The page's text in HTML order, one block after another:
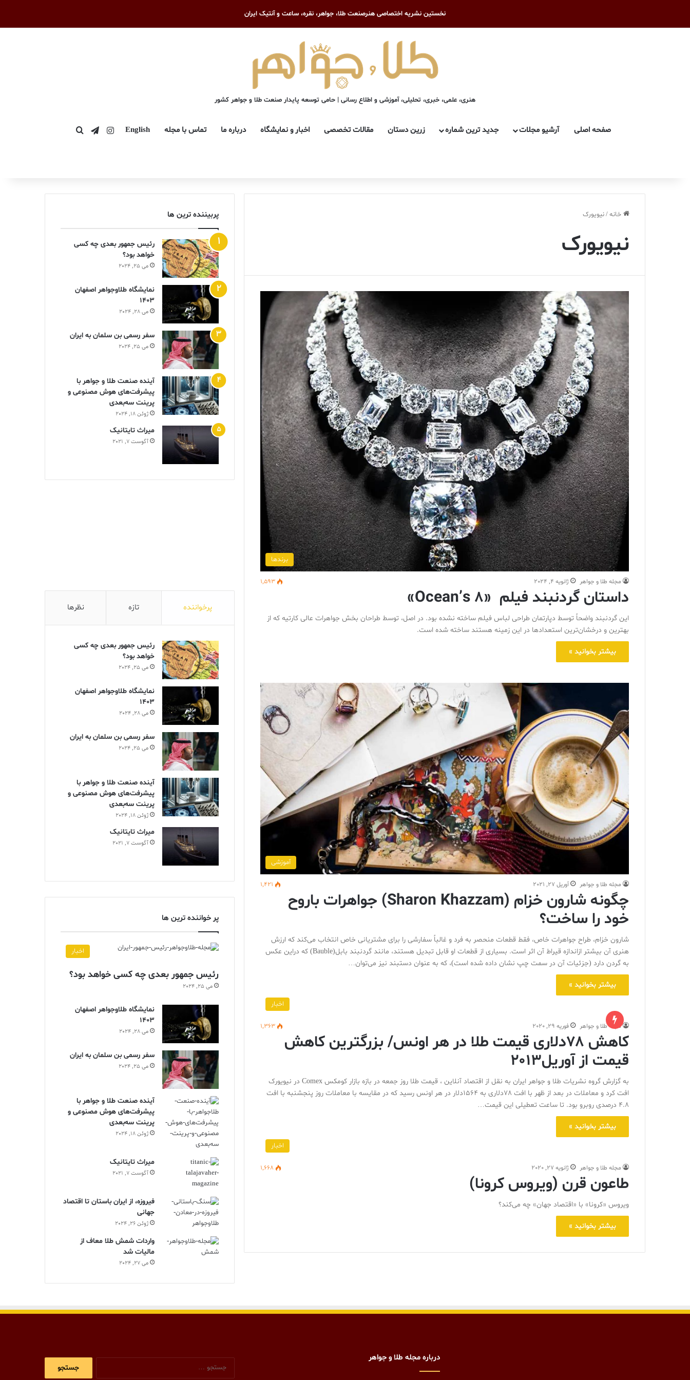
نخستین نشریه اختصاصی هنرصنعت طلا، جواهر، نقره، ساعت و آنتیک ایران
هنری، علمی، خبری، تحلیلی، آموزشی و اطلاع رسانی | حامی توسعه پایدار صنعت طلا و جواهر کشور
صفحه اصلی آرشیو مجلات جدید ترین شماره زرین دستان مقالات تخصصی اخبار و نمایشگاه درباره ما تماس با مجله English اینستاگرام
تلگرامجستجو برای
خانه/نیویورک
نیویورک
برندها
مجله طلا و جواهر ژانویه 4, 2024 1,593
داستان گردنبند فیلم «Ocean’s 8»
این گردنبند واضحاً توسط دپارتمان طراحی لباس فیلم ساخته نشده بود. در اصل، توسط طراحان بخش جواهرات عالی کارتیه که از
بهترین و درخشان‌ترین استعدادها در این زمینه هستند ساخته شده است.
بیشتر بخوانید »
آموزشی
مجله طلا و جواهر آوریل 27, 2021 1,421
چگونه شارون خزام (Sharon Khazzam) جواهرات باروح
خود را ساخت؟
شارون خزام، طراح جواهرات خاص، فقط قطعات منحصر به فرد و غالباً سفارشی را برای مشتریانی خاص انتخاب می‌کند که ارزش
هنری آن بیشتر ازاندازه قیراط آن اثر است. بسیاری از قطعات او قابل تبدیل هستند، مانند گردنبند بابل(Bauble) که دراین عکس
به گردن دارد (جزئیات آن در سمت چپ نشان داده شده است)، که به عنوان دستبند نیز می‌توان…
بیشتر بخوانید »
اخبار
مجله طلا و جواهر فوریه 29, 2020 1,363
کاهش ۷۸دلاری قیمت طلا در هر اونس/ بزرگترین کاهش
قیمت از آوریل۲۰۱۳
به گزارش گروه نشریات طلا و جواهر ایران به نقل از اقتصاد آنلاین ، قیمت طلا روز جمعه در بازه بازار کومکس Comex در نیویورک
افت کرد و معاملات در بعد از ظهر با افت 78دلاری به 1564دلار در هر اونس رسید که در مقایسه با معاملات روز پنجشنبه با افت
4.8 درصدی روبرو بود. تا ساعت تعطیلی این قیمت…
بیشتر بخوانید »
اخبار
مجله طلا و جواهر ژانویه 27, 2020 1,668
طاعون قرن (ویروس کرونا)
ویروس «کرونا» با «اقتصاد جهان» چه می‌کند؟
بیشتر بخوانید »
پربیننده ترین ها
رئیس جمهور بعدی چه کسی
خواهد بود؟
می 25, 2024
نمایشگاه طلاوجواهر اصفهان
1403
می 28, 2024
سفر رسمی بن سلمان به ایران
می 25, 2024
آینده صنعت طلا و جواهر با
پیشرفت‌های هوش مصنوعی و
پرینت سه‌بعدی
ژوئن 18, 2024
ميراث تايتانيک
آگوست 7, 2021
پرخواننده تازه نظرها
رئیس جمهور بعدی چه کسی
خواهد بود؟
می 25, 2024
نمایشگاه طلاوجواهر اصفهان
1403
می 28, 2024
سفر رسمی بن سلمان به ایران
می 25, 2024
آینده صنعت طلا و جواهر با
پیشرفت‌های هوش مصنوعی و
پرینت سه‌بعدی
ژوئن 18, 2024
ميراث تايتانيک
آگوست 7, 2021
پر خواننده ترین ها
اخبار
رئیس جمهور بعدی چه کسی خواهد بود؟
می 25, 2024
نمایشگاه طلاوجواهر اصفهان
1403
می 28, 2024
سفر رسمی بن سلمان به ایران
می 25, 2024
آینده صنعت طلا و جواهر با
پیشرفت‌های هوش مصنوعی و
پرینت سه‌بعدی
ژوئن 18, 2024
ميراث تايتانيک
آگوست 7, 2021
فیروزه، از ایران باستان تا اقتصاد
جهانی
ژوئن 26, 2024
واردات شمش طلا معاف از
مالیات شد
می 27, 2024
درباره مجله طلا و جواهر